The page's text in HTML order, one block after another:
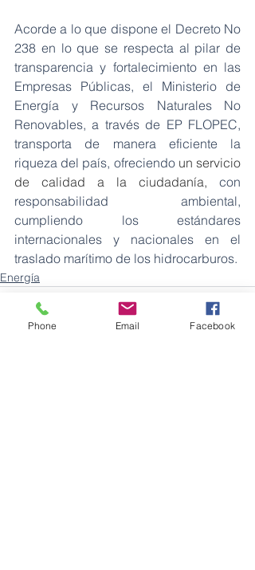
Acorde a lo que dispone el Decreto No
238 en lo que se respecta al pilar de
transparencia y fortalecimiento en las
Empresas Públicas, el Ministerio de
Energía y Recursos Naturales No
Renovables, a través de EP FLOPEC,
transporta de manera eficiente la
riqueza del país, ofreciendo un servicio
de calidad a la ciudadanía, con
responsabilidad ambiental,
cumpliendo los estándares
internacionales y nacionales en el
traslado marítimo de los hidrocarburos.
Energía
Phone Email Facebook